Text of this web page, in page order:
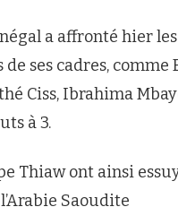
a affronté hier
ses cadres, comme
Ciss, Ibrahima
à 3.
Thiaw ont ainsi
Saoudite